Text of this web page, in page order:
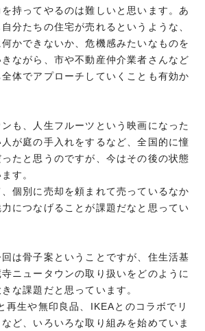
持ってやるのは難しいと思います。あ
分たちの住宅が売れるというような、
かできないか、危機感みたいなものを
ながら、市や不動産仲介業者さんなど
体でアプローチしていくことも有効か
も、人生フルーツという映画になった
が庭の手入れをするなど、全国的に憧
たと思うのですが、今はその後の状態
す。
個別に売却を頼まれて売っているなか
につなげることが課題だなと思ってい
は骨子案ということですが、住生活基
ニュータウンの取り扱いをどのように
な課題だと思っています。
生や無印良品、IKEAとのコラボでリ
ど、いろいろな取り組みを始めていま